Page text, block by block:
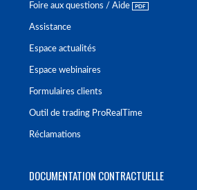
Foire aux questions / Aide
Assistance
Espace actualités
Espace webinaires
Formulaires clients
Outil de trading ProRealTime
Réclamations
DOCUMENTATION CONTRACTUELLE